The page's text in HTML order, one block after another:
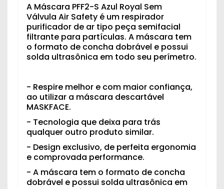
A Máscara PFF2-S Azul Royal Sem
Válvula Air Safety é um respirador
purificador de ar tipo peça semifacial
filtrante para partículas. A máscara tem
o formato de concha dobrável e possui
solda ultrasônica em todo seu perímetro.
- Respire melhor e com maior confiança,
ao utilizar a máscara descartável
MASKFACE.
- Tecnologia que deixa para trás
qualquer outro produto similar.
- Design exclusivo, de perfeita ergonomia
e comprovada performance.
- A máscara tem o formato de concha
dobrável e possui solda ultrasônica em